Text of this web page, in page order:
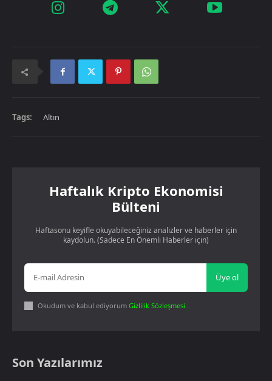
Tags: Altın
Haftalık Kripto Ekonomisi
Bülteni
Haftasonu keyifle okuyabileceğiniz analizler ve haberler için
kaydolun. (Sadece En Önemli Haberler için)
Üye ol
Okudum ve kabul ediyorum Gizlilik Sözleşmesi.
Son Yazılarımız